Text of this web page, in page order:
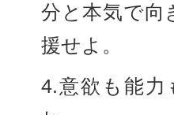
分と本気で向
援せよ。
4.意欲も能